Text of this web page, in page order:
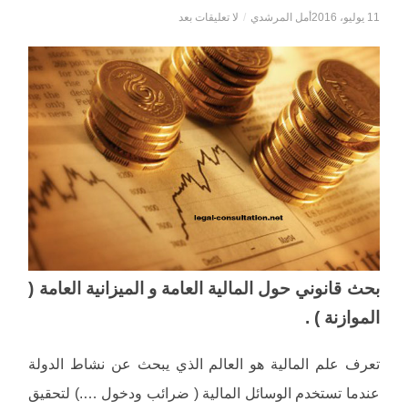
11 يوليو، 2016 أمل المرشدي / لا تعليقات بعد
بحث قانوني حول المالية العامة و الميزانية العامة (
الموازنة ) .
تعرف علم المالية هو العالم الذي يبحث عن نشاط الدولة
عندما تستخدم الوسائل المالية ( ضرائب ودخول ….) لتحقيق